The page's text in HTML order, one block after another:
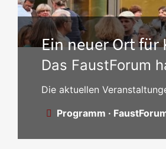
Ein neuer Ort
Das FaustForum
Die aktuellen
Programm ·